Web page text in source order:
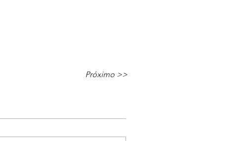
Próximo >>